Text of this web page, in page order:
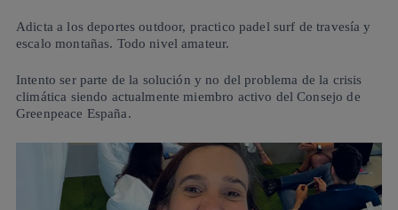
Adicta a los deportes outdoor, practico padel surf de travesía y
escalo montañas. Todo nivel amateur.
Intento ser parte de la solución y no del problema de la crisis
climática siendo actualmente miembro activo del Consejo de
Greenpeace España.